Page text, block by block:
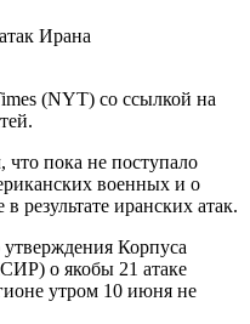
(NYT) со ссылкой на
пока не поступало
военных и о
иранских атак.
Корпуса
о якобы 21 атаке
утром 10 июня не